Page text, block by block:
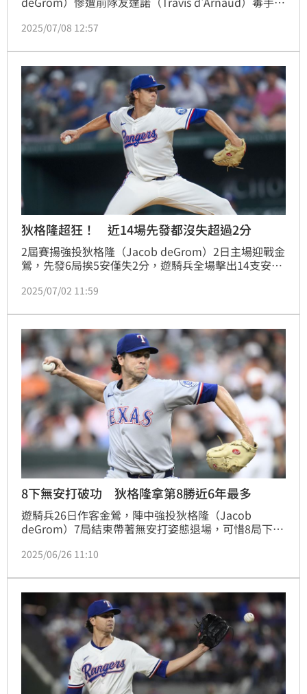
是他本季首次投滿5局失3分。
2025/07/08 12:57
狄格隆超狂！ 近14場先發都沒失超過2分
2屆賽揚強投狄格隆（Jacob deGrom）2日主場迎戰金
鶯，先發6局挨5安僅失2分，遊騎兵全場擊出14支安
下本季第9勝，他近14場先發挨的安打最多就是6支，
2025/07/02 11:59
8下無安打破功 狄格隆拿第8勝近6年最多
遊騎兵26日作客金鶯，陣中強投狄格隆（Jacob
deGrom）7局結束帶著無安打姿態退場，可惜8局下面
1安、2保送，助遊騎兵7：0大勝金鶯，他也拿下個人
2025/06/26 11:10